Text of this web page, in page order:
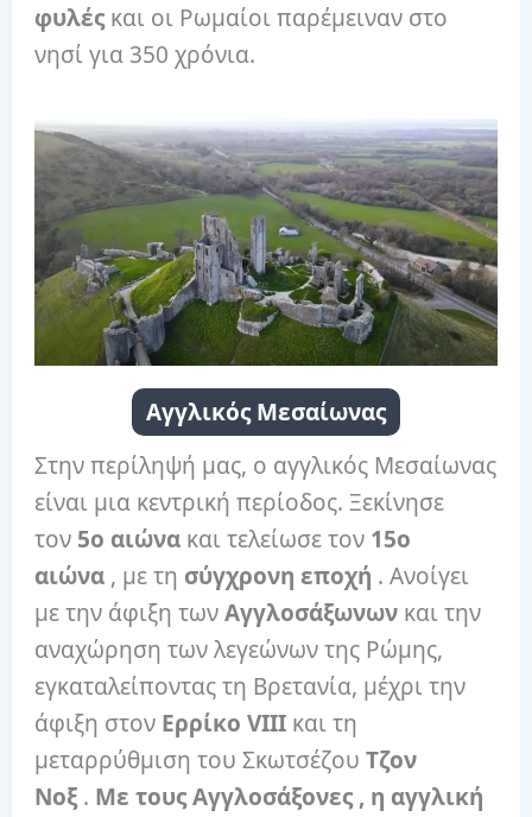
φυλέςκαι οι Ρωμαίοι παρέμειναν στο
νησί για 350 χρόνια.
Αγγλικός Μεσαίωνας
Στην περίληψή μας, ο αγγλικός Μεσαίωνας
είναι μια κεντρική περίοδος. Ξεκίνησε
τον 5ο αιώνα και τελείωσε τον 15ο
αιώνα , με τη σύγχρονη εποχή . Ανοίγει
με την άφιξη τωνΑγγλοσάξωνων και την
αναχώρηση των λεγεώνων της Ρώμης,
εγκαταλείποντας τη Βρετανία, μέχρι την
άφιξη στον Ερρίκο VIII και τη
μεταρρύθμιση του ΣκωτσέζουΤζον
Νοξ. Με τους Αγγλοσάξονες , η αγγλική